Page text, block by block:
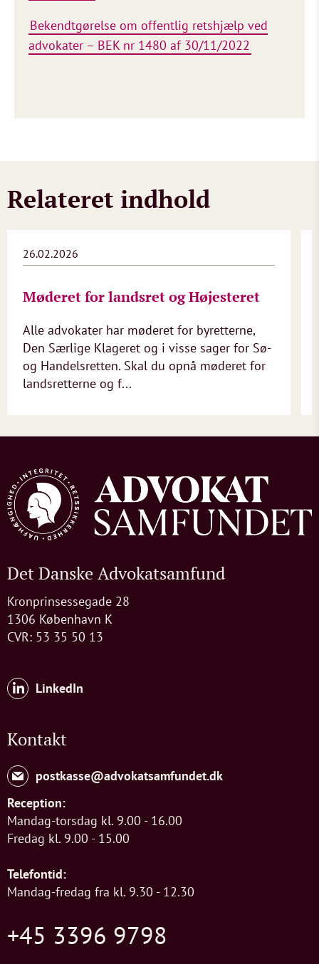
Bekendtgørelse om offentlig retshjælp ved
advokater – BEK nr 1480 af 30/11/2022
Relateret indhold
26.02.2026
Møderet for landsret og Højesteret
Alle advokater har møderet for byretterne,
Den Særlige Klageret og i visse sager for Sø-
og Handelsretten. Skal du opnå møderet for
landsretterne og f...
Det Danske Advokatsamfund
Kronprinsessegade 28
1306 København K
CVR: 53 35 50 13
LinkedIn
Kontakt
postkasse@advokatsamfundet.dk
Reception:
Mandag-torsdag kl. 9.00 - 16.00
Fredag kl. 9.00 - 15.00
Telefontid:
Mandag-fredag fra kl. 9.30 - 12.30
+45 3396 9798